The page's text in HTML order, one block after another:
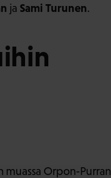
ja Sami Turunen.
muassa Orpon-Purran